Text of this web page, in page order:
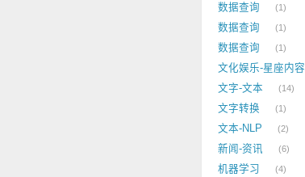
数据查询 1
数据查询 1
数据查询 1
文化娱乐-星座内容
文字-文本 14
文字转换 1
文本-NLP 2
新闻-资讯 6
机器学习 4